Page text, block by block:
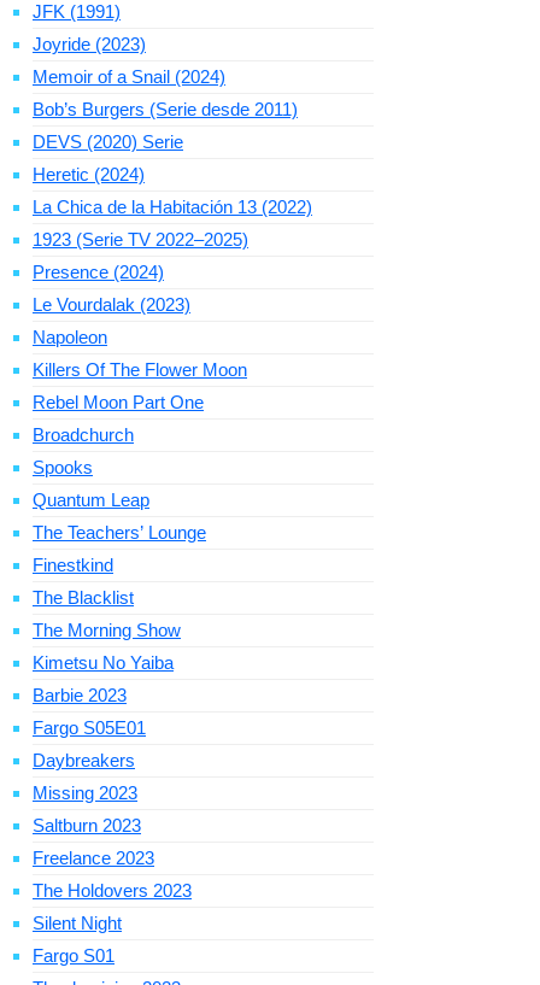
JFK (1991)
Joyride (2023)
Memoir of a Snail (2024)
Bob’s Burgers (Serie desde 2011)
DEVS (2020) Serie
Heretic (2024)
La Chica de la Habitación 13 (2022)
1923 (Serie TV 2022–2025)
Presence (2024)
Le Vourdalak (2023)
Napoleon
Killers Of The Flower Moon
Rebel Moon Part One
Broadchurch
Spooks
Quantum Leap
The Teachers’ Lounge
Finestkind
The Blacklist
The Morning Show
Kimetsu No Yaiba
Barbie 2023
Fargo S05E01
Daybreakers
Missing 2023
Saltburn 2023
Freelance 2023
The Holdovers 2023
Silent Night
Fargo S01